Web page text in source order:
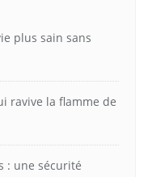
plus sain sans
ravive la flamme de
: une sécurité